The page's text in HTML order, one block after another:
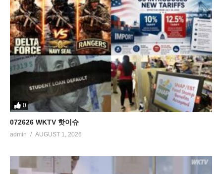
0
072626 WKTV 핫이슈
admin AUGUST 1, 2026